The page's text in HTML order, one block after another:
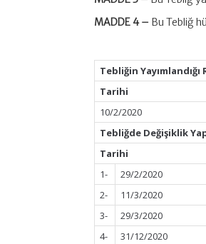
MADDE 4 – Bu Tebliğ
Tebliğin Yayımlandığı
Tarihi
10/2/2020
Tebliğde Değişiklik
Tarihi
1-
29/2/2020
2-
11/3/2020
3-
29/3/2020
4-
31/12/2020